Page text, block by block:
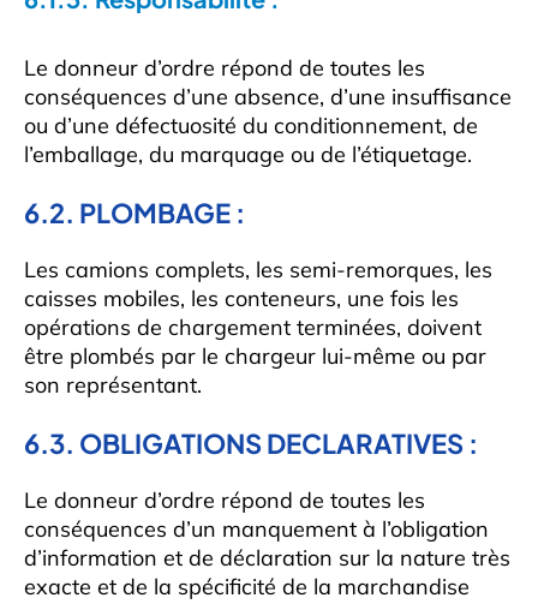
Le donneur d’ordre répond de toutes les
conséquences d’une absence, d’une insuffisance
ou d’une défectuosité du conditionnement, de
l’emballage, du marquage ou de l’étiquetage.
6.2. PLOMBAGE :
Les camions complets, les semi-remorques, les
caisses mobiles, les conteneurs, une fois les
opérations de chargement terminées, doivent
être plombés par le chargeur lui-même ou par
son représentant.
6.3. OBLIGATIONS DECLARATIVES :
Le donneur d’ordre répond de toutes les
conséquences d’un manquement à l’obligation
d’information et de déclaration sur la nature très
exacte et de la spécificité de la marchandise